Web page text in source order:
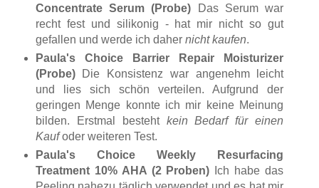
Concentrate Serum (Probe) Das Serum war
recht fest und silikonig - hat mir nicht so gut
gefallen und werde ich daher nicht kaufen.
Paula's Choice Barrier Repair Moisturizer
(Probe)Die Konsistenz war angenehm leicht
und lies sich schön verteilen. Aufgrund der
geringen Menge konnte ich mir keine Meinung
bilden. Erstmal besteht kein Bedarf für einen
Kaufoder weiteren Test.
Paula's Choice Weekly Resurfacing
Treatment 10% AHA (2 Proben) Ich habe das